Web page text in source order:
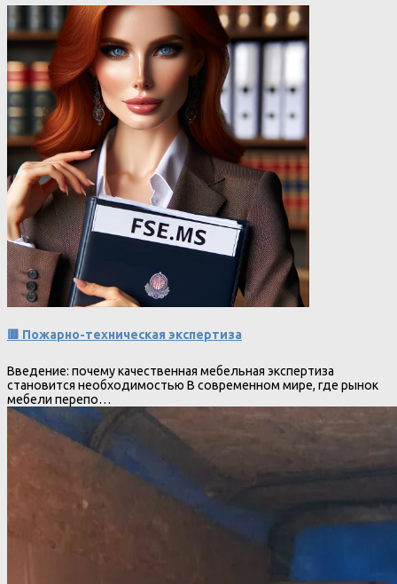
🟥 Пожарно-техническая экспертиза
Введение: почему качественная мебельная экспертиза
становится необходимостью В современном мире, где рынок
мебели перепо…